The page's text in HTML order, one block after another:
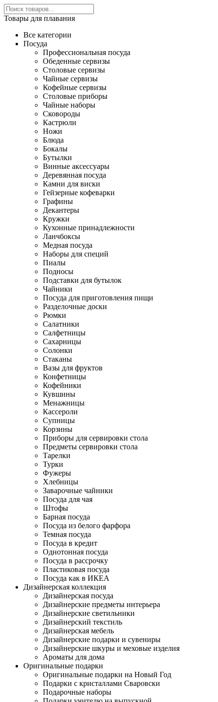
Товары для плавания
Все категории
Посуда
Профессиональная посуда
Обеденные сервизы
Столовые сервизы
Чайные сервизы
Кофейные сервизы
Столовые приборы
Чайные наборы
Сковороды
Кастрюли
Ножи
Блюда
Бокалы
Бутылки
Винные аксессуары
Деревянная посуда
Камни для виски
Гейзерные кофеварки
Графины
Декантеры
Кружки
Кухонные принадлежности
Ланчбоксы
Медная посуда
Наборы для специй
Пиалы
Подносы
Подставки для бутылок
Чайники
Посуда для приготовления пищи
Разделочные доски
Рюмки
Салатники
Салфетницы
Сахарницы
Солонки
Стаканы
Вазы для фруктов
Конфетницы
Кофейники
Кувшины
Менажницы
Кассероли
Супницы
Корзины
Приборы для сервировки стола
Предметы сервировки стола
Тарелки
Турки
Фужеры
Хлебницы
Заварочные чайники
Посуда для чая
Штофы
Барная посуда
Посуда из белого фарфора
Темная посуда
Посуда в кредит
Однотонная посуда
Посуда в рассрочку
Пластиковая посуда
Посуда как в ИКЕА
Дизайнерская коллекция
Дизайнерская посуда
Дизайнерские предметы интерьера
Дизайнерские светильники
Дизайнерский текстиль
Дизайнерская мебель
Дизайнерские подарки и сувениры
Дизайнерские шкуры и меховые изделия
Ароматы для дома
Оригинальные подарки
Оригинальные подарки на Новый Год
Подарки с кристаллами Сваровски
Подарочные наборы